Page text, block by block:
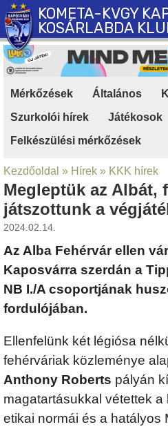
KOMETA-KVGY
KOSÁRLABDA
Mérkőzések Általános
Szurkolói hírek
Játékosok
Felkészülési mérkőzések
Kezdőoldal » Hírek » KKK hírek
Megleptük az Albát,
játszottunk a
2024.02.14.
Az Alba Fehérvár ellen
Kaposvárra szerdán a
NB I./A csoportjának
fordulójában.
Ellenfelünk két légiósa
fehérváriak közleménye
Anthony Roberts pályán
magatartásukkal vétettek
etikai normái és a hatályos